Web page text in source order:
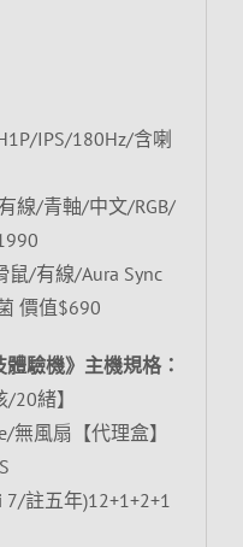
IPS/180Hz/含喇
線/青軸/中文/RGB/
鼠/有線/Aura Sync
價值$690
體驗機》主機規格：
20緒】
無風扇【代理盒】
7/註五年)12+1+2+1